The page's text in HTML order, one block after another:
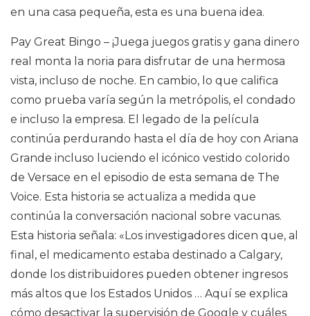
en una casa pequeña, esta es una buena idea.
Pay Great Bingo – ¡Juega juegos gratis y gana dinero
real monta la noria para disfrutar de una hermosa
vista, incluso de noche. En cambio, lo que califica
como prueba varía según la metrópolis, el condado
e incluso la empresa. El legado de la película
continúa perdurando hasta el día de hoy con Ariana
Grande incluso luciendo el icónico vestido colorido
de Versace en el episodio de esta semana de The
Voice. Esta historia se actualiza a medida que
continúa la conversación nacional sobre vacunas.
Esta historia señala: «Los investigadores dicen que, al
final, el medicamento estaba destinado a Calgary,
donde los distribuidores pueden obtener ingresos
más altos que los Estados Unidos … Aquí se explica
cómo desactivar la supervisión de Google y cuáles